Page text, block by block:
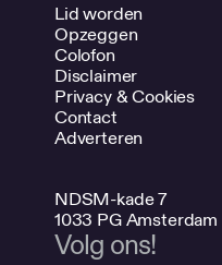
Lid worden
Opzeggen
Colofon
Disclaimer
Privacy & Cookies
Contact
Adverteren
NDSM-kade 7
1033 PG Amsterdam
Volg ons!